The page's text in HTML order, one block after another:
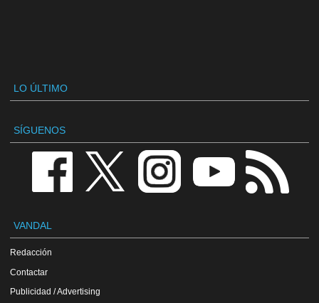
LO ÚLTIMO
SÍGUENOS
VANDAL
Redacción
Contactar
Publicidad / Advertising